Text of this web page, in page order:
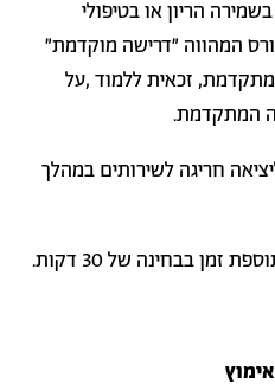
הריון או בטיפולי
המהווה "דרישה מוקדמת"
זכאית ללמוד ,על
המתקדמת.
חריגה לשירותים במהלך
זמן בבחינה של 30 דקות.